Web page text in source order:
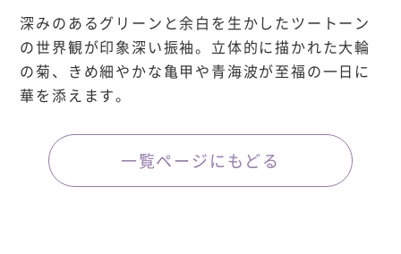
深みのあるグリーンと余白を生かしたツートーン
の世界観が印象深い振袖。立体的に描かれた大輪
の菊、きめ細やかな亀甲や青海波が至福の一日に
華を添えます。
一覧ページにもどる